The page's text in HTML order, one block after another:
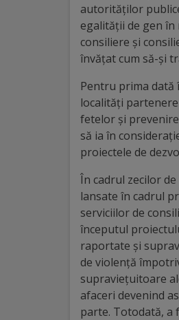
turistice
Sculpturi
(harta
sculpturilor)
Monumente
arhitecturale
Personalități
marcante
Sportivi
performanță
autorităților
egalității de gen în
consiliere și
învățat cum să-și
Pentru prima dată
localități
fetelor și
să ia în
proiectele de
În cadrul zecilor
lansate în cadrul
serviciilor de
începutul
raportate și
de violență
supraviețuitoare
afaceri devenind
parte. Totodată, a